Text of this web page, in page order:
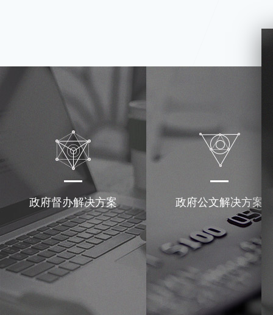
政府督办解决方案 政府公文解决方案